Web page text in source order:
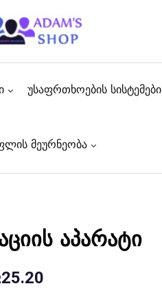
უსაფრთხოების სისტემები
მეურნეობა
აპარატი
25.20